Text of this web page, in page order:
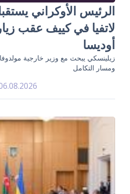
الرئيس الأوكراني
لاتفيا في كييف عقب
أوديسا
زيلينسكي يبحث مع وزير خارجية
ومسار التكامل